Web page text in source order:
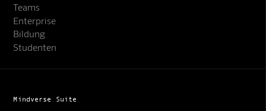
Teams
Enterprise
Bildung
Studenten
Mindverse Suite